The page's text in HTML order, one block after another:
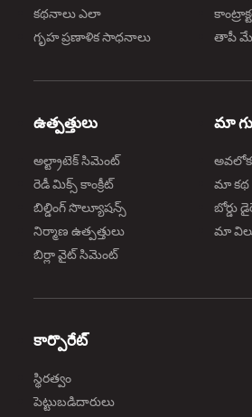
కథనాలు ఎలా
గృహ ప్రణాళిక సాధనాలు
తాపీ
ఉత్పత్తులు
అల్ట్రాటెక్ సిమెంట్
రెడీ మిక్స్ కాంక్రీట్
బిల్డింగ్ సొల్యూషన్స్
నిర్మాణ ఉత్పత్తులు
బిర్లా వైట్ సిమెంట్
మా
మా కథ
బోర్డు
మా
కార్పొరేట్
స్థిరత్వం
పెట్టుబడిదారులు